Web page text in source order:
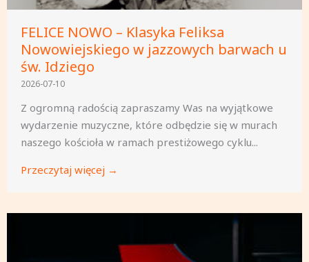
FELICE NOWO – Klasyka Feliksa
Nowowiejskiego w jazzowych barwach u
św. Idziego
2026-07-10
Z ogromną radością zapraszamy Was na wyjątkowe
wydarzenie muzyczne, które odbędzie się w murach
naszego kościoła w ramach prestiżowego cyklu...
Przeczytaj więcej →